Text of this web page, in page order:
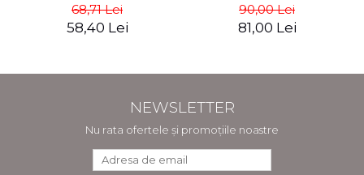
Bloch-Bauer - Anne-Marie
O’Connor
68,71 Lei
58,40 Lei
90,00 Lei
81,00 Lei
NEWSLETTER
Nu rata ofertele și promoțiile noastre